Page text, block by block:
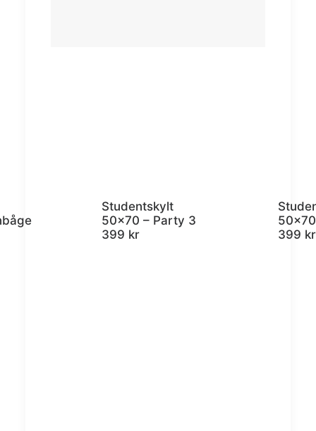
Studentskylt
50×70 – Party 3
399 kr
399 kr